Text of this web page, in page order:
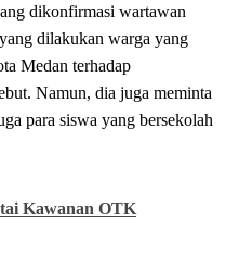
dikonfirmasi wartawan
dilakukan warga yang
Medan terhadap
Namun, dia juga meminta
para siswa yang bersekolah
Kawanan OTK